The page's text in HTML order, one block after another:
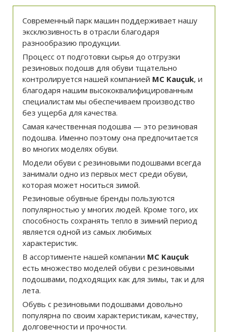
Современный парк машин поддерживает нашу
эксклюзивность в отрасли благодаря
разнообразию продукции.
Процесс от подготовки сырья до отгрузки
резиновых подошв для обуви тщательно
контролируется нашей компанией MC Kauçuk, и
благодаря нашим высококвалифицированным
специалистам мы обеспечиваем производство
без ущерба для качества.
Самая качественная подошва — это резиновая
подошва. Именно поэтому она предпочитается
во многих моделях обуви.
Модели обуви с резиновыми подошвами всегда
занимали одно из первых мест среди обуви,
которая может носиться зимой.
Резиновые обувные бренды пользуются
популярностью у многих людей. Кроме того, их
способность сохранять тепло в зимний период
является одной из самых любимых
характеристик.
В ассортименте нашей компании MC Kauçuk
есть множество моделей обуви с резиновыми
подошвами, подходящих как для зимы, так и для
лета.
Обувь с резиновыми подошвами довольно
популярна по своим характеристикам, качеству,
долговечности и прочности.